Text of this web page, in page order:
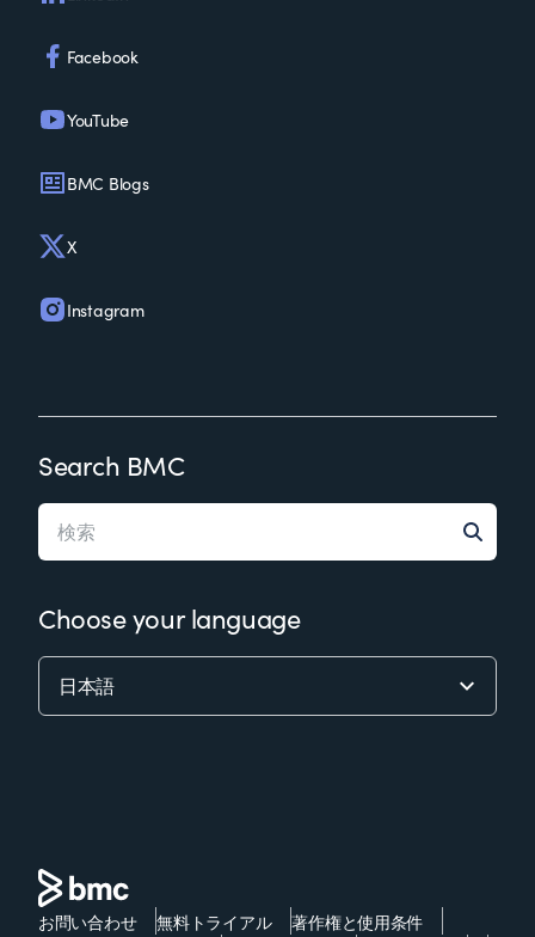
Facebook
YouTube
BMC Blogs
X
Instagram
Search BMC
Choose your language
お問い合わせ 無料トライアル 著作権と使用条件